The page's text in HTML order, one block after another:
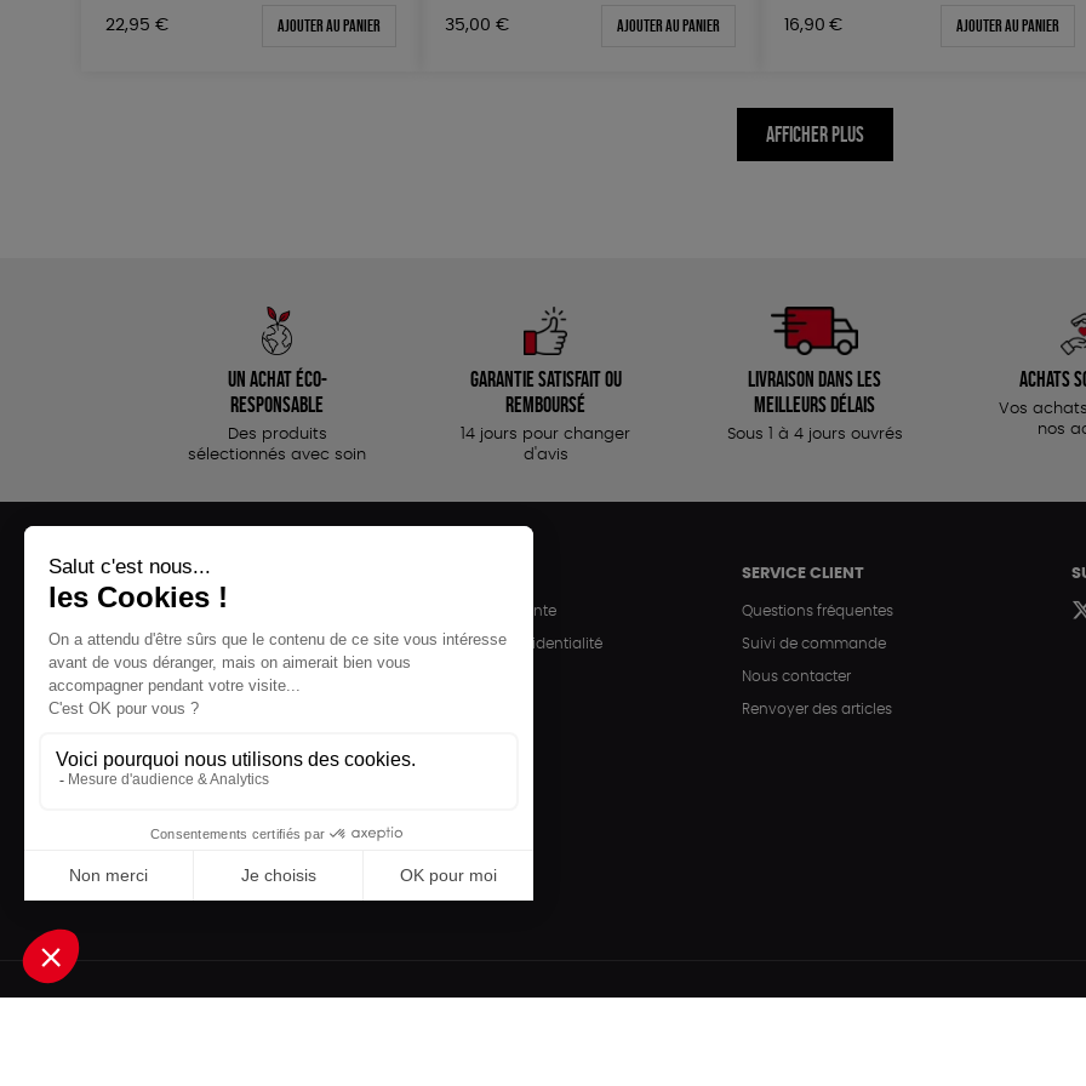
22,95 € Ajouter au panier 35,00 € Ajouter au panier 16,90 € Ajouter au panier
AFFICHER PLUS
Un achat éco-
responsable
Des produits
sélectionnés avec soin
Garantie satisfait ou
remboursé
14 jours pour changer
d'avis
Livraison dans les
meilleurs délais
Sous 1 à 4 jours ouvrés
Achats
Vos
nos
NOS PRODUITS
Notre collection
Accessoires
Bien-être
Papeterie
Conditions de vente
Politique de confidentialité
SERVICE CLIENT
Questions fréquentes
Suivi de commande
Nous contacter
Renvoyer des articles